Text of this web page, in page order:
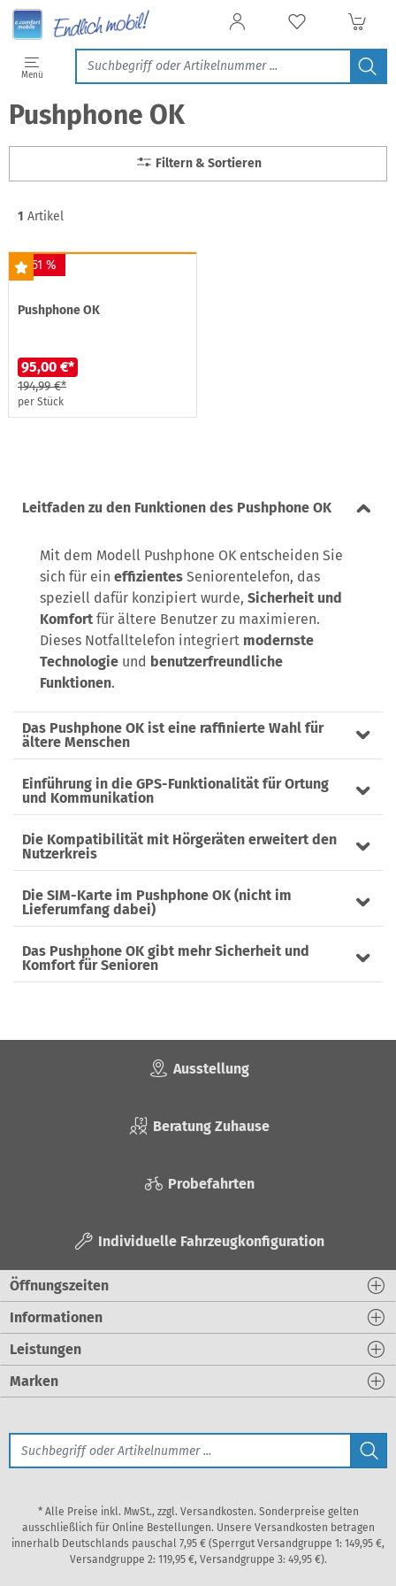
Menü
Pushphone OK
Filtern & Sortieren
1 Artikel
-51 %
Pushphone OK
95,00 €*
194,99 €*
per Stück
Leitfaden zu den Funktionen des Pushphone OK
Mit dem Modell Pushphone OK entscheiden Sie
sich für ein effizientes Seniorentelefon, das
speziell dafür konzipiert wurde, Sicherheit und
Komfort für ältere Benutzer zu maximieren.
Dieses Notfalltelefon integriert modernste
Technologie und benutzerfreundliche
Funktionen.
Das Pushphone OK ist eine raffinierte Wahl für
ältere Menschen
Einführung in die GPS-Funktionalität für Ortung
und Kommunikation
Die Kompatibilität mit Hörgeräten erweitert den
Nutzerkreis
Die SIM-Karte im Pushphone OK (nicht im
Lieferumfang dabei)
Das Pushphone OK gibt mehr Sicherheit und
Komfort für Senioren
Ausstellung
Beratung Zuhause
Probefahrten
Individuelle Fahrzeugkonfiguration
Öffnungszeiten
Informationen
Leistungen
Marken
* Alle Preise inkl. MwSt., zzgl. Versandkosten. Sonderpreise gelten
ausschließlich für Online Bestellungen. Unsere Versandkosten betragen
innerhalb Deutschlands pauschal 7,95 € (Sperrgut Versandgruppe 1: 149,95 €,
Versandgruppe 2: 119,95 €, Versandgruppe 3: 49,95 €).